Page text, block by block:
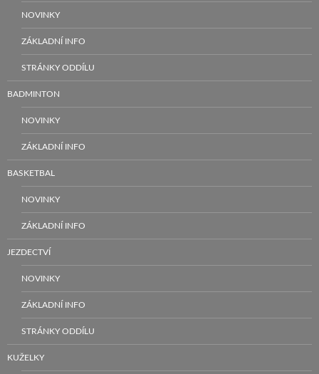
NOVINKY
ZÁKLADNÍ INFO
STRÁNKY ODDÍLU
BADMINTON
NOVINKY
ZÁKLADNÍ INFO
BASKETBAL
NOVINKY
ZÁKLADNÍ INFO
JEZDECTVÍ
NOVINKY
ZÁKLADNÍ INFO
STRÁNKY ODDÍLU
KUŽELKY